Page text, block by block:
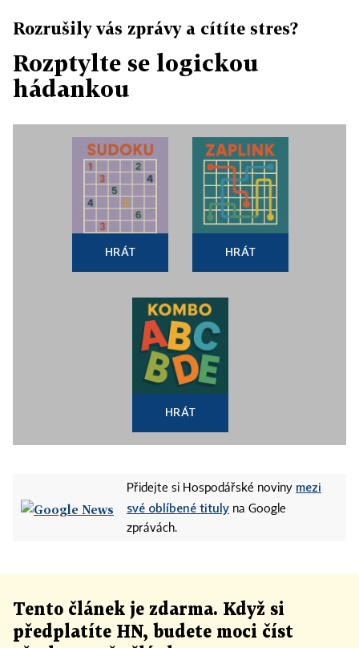
Rozrušily vás zprávy a cítíte stres?
Rozptylte se logickou
hádankou
HRÁT HRÁT
HRÁT
Přidejte si Hospodářské noviny mezi
své oblíbené tituly na Google
zprávách.
Tento článek je zdarma. Když si
předplatíte HN, budete moci číst